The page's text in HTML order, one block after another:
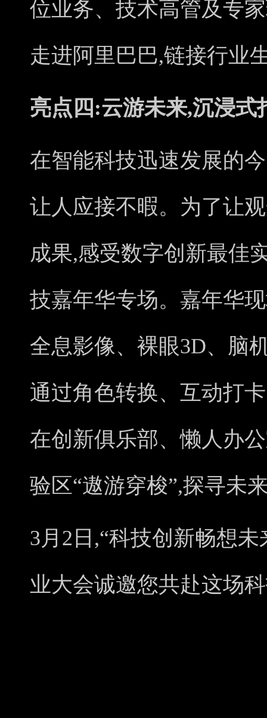
位业务、技术高管及专
走进阿里巴巴,链接行业
亮点四:云游未来,沉浸式
在智能科技迅速发展的
让人应接不暇。为了让
成果,感受数字创新最佳
技嘉年华专场。嘉年华
全息影像、裸眼3D、脑
通过角色转换、互动打
在创新俱乐部、懒人办
验区“遨游穿梭”,探寻未
3月2日,“科技创新畅想
业大会诚邀您共赴这场